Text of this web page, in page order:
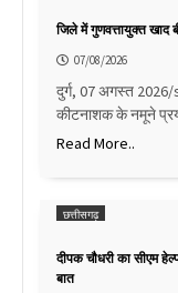
जिले में गुणवत्तायुक्त खाद
07/08/2026
दुर्ग, 07 अगस्त
कीटनाशक के नमूने
Read More..
छत्तीसगढ़
दीपक चौधरी का सीएम
बात